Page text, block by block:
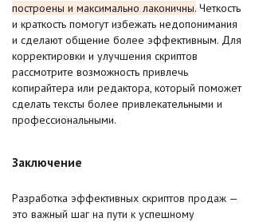
построены и максимально лаконичны. Четкость
и краткость помогут избежать недопонимания
и сделают общение более эффективным. Для
корректировки и улучшения скриптов
рассмотрите возможность привлечь
копирайтера или редактора, который поможет
сделать тексты более привлекательными и
профессиональными.
Заключение
Разработка эффективных скриптов продаж —
это важный шаг на пути к успешному